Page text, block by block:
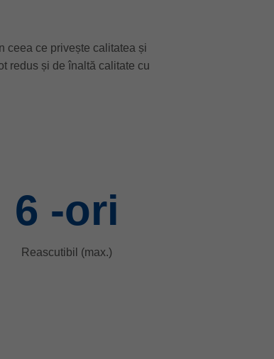
ceea ce privește calitatea și
redus și de înaltă calitate cu
6 -ori
Reascutibil (max.)